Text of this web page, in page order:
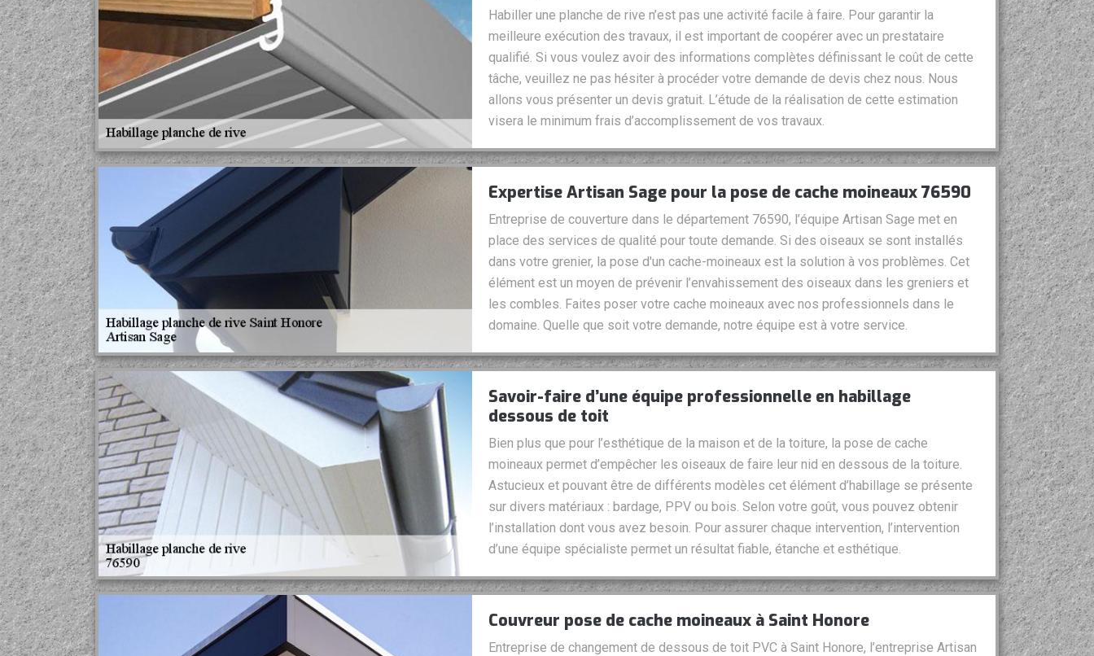
Habiller une planche de rive n’est pas une activité facile à faire. Pour garantir la
meilleure exécution des travaux, il est important de coopérer avec un prestataire
qualifié. Si vous voulez avoir des informations complètes définissant le coût de cette
tâche, veuillez ne pas hésiter à procéder votre demande de devis chez nous. Nous
allons vous présenter un devis gratuit. L’étude de la réalisation de cette estimation
visera le minimum frais d’accomplissement de vos travaux.
Expertise Artisan Sage pour la pose de cache moineaux 76590
Entreprise de couverture dans le département 76590, l’équipe Artisan Sage met en
place des services de qualité pour toute demande. Si des oiseaux se sont installés
dans votre grenier, la pose d'un cache-moineaux est la solution à vos problèmes. Cet
élément est un moyen de prévenir l’envahissement des oiseaux dans les greniers et
les combles. Faites poser votre cache moineaux avec nos professionnels dans le
domaine. Quelle que soit votre demande, notre équipe est à votre service.
Savoir-faire d’une équipe professionnelle en habillage
dessous de toit
Bien plus que pour l’esthétique de la maison et de la toiture, la pose de cache
moineaux permet d’empêcher les oiseaux de faire leur nid en dessous de la toiture.
Astucieux et pouvant être de différents modèles cet élément d’habillage se présente
sur divers matériaux : bardage, PPV ou bois. Selon votre goût, vous pouvez obtenir
l’installation dont vous avez besoin. Pour assurer chaque intervention, l’intervention
d’une équipe spécialiste permet un résultat fiable, étanche et esthétique.
Couvreur pose de cache moineaux à Saint Honore
Entreprise de changement de dessous de toit PVC à Saint Honore, l’entreprise Artisan